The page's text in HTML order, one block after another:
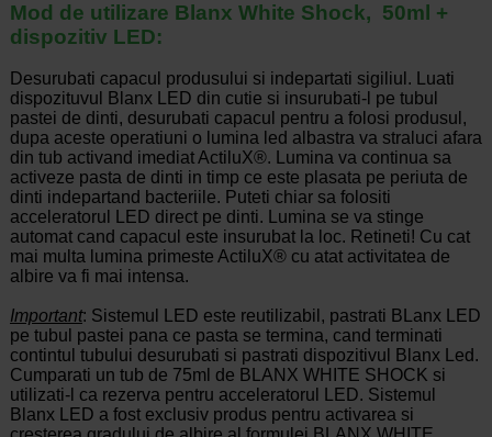
Mod de utilizare Blanx White Shock, 50ml +
dispozitiv LED:
Desurubati capacul produsului si indepartati sigiliul. Luati
dispozituvul Blanx LED din cutie si insurubati-l pe tubul
pastei de dinti, desurubati capacul pentru a folosi produsul,
dupa aceste operatiuni o lumina led albastra va straluci afara
din tub activand imediat ActiluX®. Lumina va continua sa
activeze pasta de dinti in timp ce este plasata pe periuta de
dinti indepartand bacteriile. Puteti chiar sa folositi
acceleratorul LED direct pe dinti. Lumina se va stinge
automat cand capacul este insurubat la loc. Retineti! Cu cat
mai multa lumina primeste ActiluX® cu atat activitatea de
albire va fi mai intensa.
Important: Sistemul LED este reutilizabil, pastrati BLanx LED
pe tubul pastei pana ce pasta se termina, cand terminati
contintul tubului desurubati si pastrati dispozitivul Blanx Led.
Cumparati un tub de 75ml de BLANX WHITE SHOCK si
utilizati-l ca rezerva pentru acceleratorul LED. Sistemul
Blanx LED a fost exclusiv produs pentru activarea si